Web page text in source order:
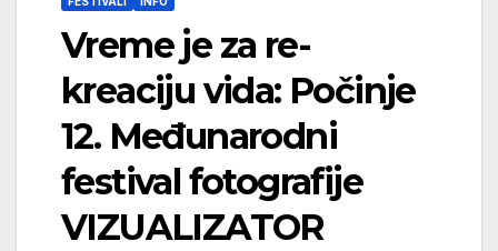
Vreme je za re-
kreaciju vida: Počinje
12. Međunarodni
festival fotografije
VIZUALIZATOR